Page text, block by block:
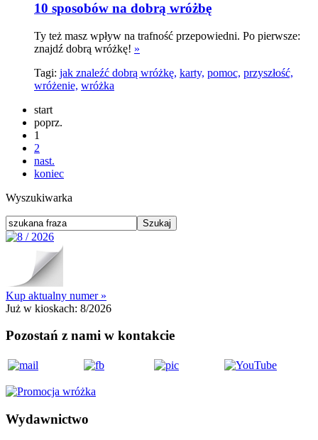
10 sposobów na dobrą wróżbę
Ty też masz wpływ na trafność przepowiedni. Po pierwsze:
znajdź dobrą wróżkę! »
Tagi: jak znaleźć dobrą wróżkę, karty, pomoc, przyszłość,
wróżenie, wróżka
start
poprz.
1
2
nast.
koniec
Wyszukiwarka
Kup aktualny numer »
Już w kioskach: 8/2026
Pozostań z nami w kontakcie
Wydawnictwo